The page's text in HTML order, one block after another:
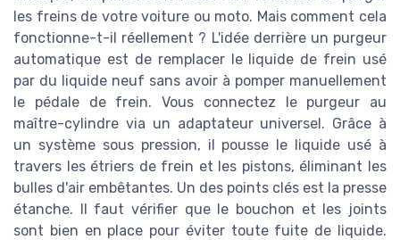
les freins de votre voiture ou moto. Mais comment cela
fonctionne-t-il réellement ? L'idée derrière un purgeur
automatique est de remplacer le liquide de frein usé
par du liquide neuf sans avoir à pomper manuellement
le pédale de frein. Vous connectez le purgeur au
maître-cylindre via un adaptateur universel. Grâce à
un système sous pression, il pousse le liquide usé à
travers les étriers de frein et les pistons, éliminant les
bulles d'air embêtantes. Un des points clés est la presse
étanche. Il faut vérifier que le bouchon et les joints
sont bien en place pour éviter toute fuite de liquide.